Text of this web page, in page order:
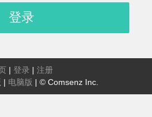
登录
| 登录 | 注册
| 电脑版 | © Comsenz Inc.